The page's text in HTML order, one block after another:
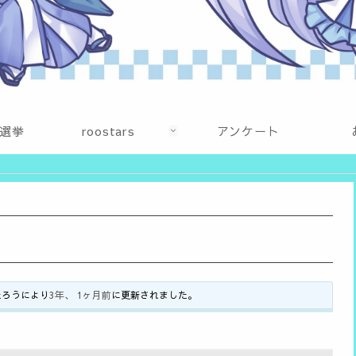
挙 roostars アンケート
う により3年、 1ヶ月前に更新されました。